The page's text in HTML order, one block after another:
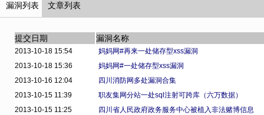
漏洞列表
提交日期 漏洞名称
2013-10-18 15:54
妈妈网#再来一处储存型xss漏洞
2013-10-18 15:36
妈妈网#一处储存型xss漏洞
2013-10-16 12:04
四川消防网多处漏洞合集
2013-10-15 11:39
职友集网分站一处sql注射可跨库（六万数据）
2013-10-15 11:25
四川省人民政府政务服务中心被植入非法赌博信息
文章列表